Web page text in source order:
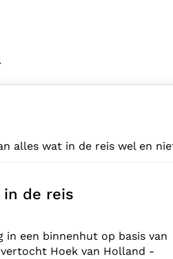
alles wat in de reis wel en
in de reis
in een binnenhut op basis van
Hoek van Holland -